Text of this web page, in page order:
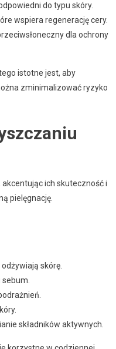
do typu skóry.
wspiera regenerację cery.
dla ochrony
istotne jest, aby
zminimalizować ryzyko
ich skuteczność i
pielęgnację.
skórę.
składników aktywnych.